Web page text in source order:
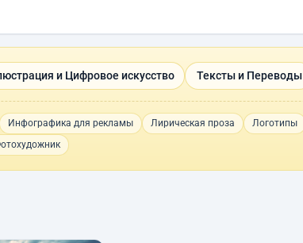
и Цифровое искусство Тексты и Переводы
Инфографика для рекламы Лирическая проза Логотипы